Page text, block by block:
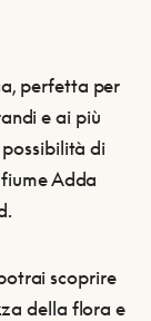
perfetta per
e ai più
di
Adda
scoprire
della flora e